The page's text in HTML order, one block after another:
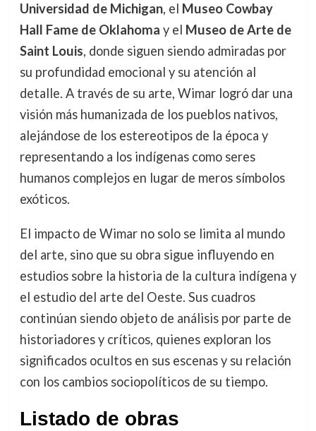
Universidad de Michigan, el Museo Cowbay
Hall Fame de Oklahoma y el Museo de Arte de
Saint Louis, donde siguen siendo admiradas por
su profundidad emocional y su atención al
detalle. A través de su arte, Wimar logró dar una
visión más humanizada de los pueblos nativos,
alejándose de los estereotipos de la época y
representando a los indígenas como seres
humanos complejos en lugar de meros símbolos
exóticos.
El impacto de Wimar no solo se limita al mundo
del arte, sino que su obra sigue influyendo en
estudios sobre la historia de la cultura indígena y
el estudio del arte del Oeste. Sus cuadros
continúan siendo objeto de análisis por parte de
historiadores y críticos, quienes exploran los
significados ocultos en sus escenas y su relación
con los cambios sociopolíticos de su tiempo.
Listado de obras